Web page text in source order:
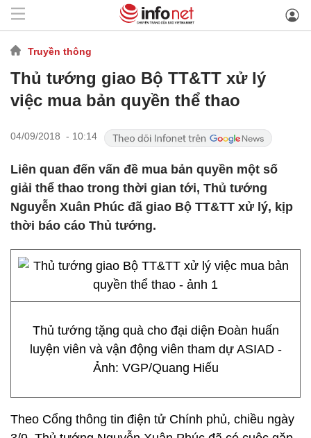
Truyền thông
Thủ tướng giao Bộ TT&TT xử lý
việc mua bản quyền thể thao
04/09/2018 - 10:14
Liên quan đến vấn đề mua bản quyền một số
giải thể thao trong thời gian tới, Thủ tướng
Nguyễn Xuân Phúc đã giao Bộ TT&TT xử lý, kịp
thời báo cáo Thủ tướng.
Thủ tướng tặng quà cho đại diện Đoàn huấn
luyện viên và vận động viên tham dự ASIAD -
Ảnh: VGP/Quang Hiếu
Theo Cổng thông tin điện tử Chính phủ, chiều ngày